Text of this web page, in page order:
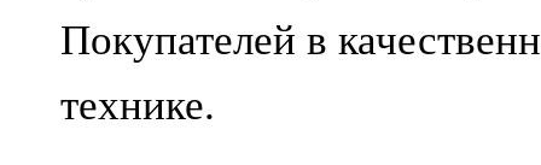
Покупателей в
технике.